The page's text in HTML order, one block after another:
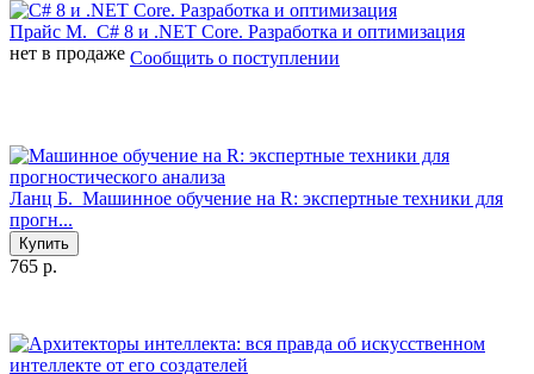
Прайс М. C# 8 и .NET Core. Разработка и оптимизация
нет в продаже Сообщить о поступлении
Ланц Б. Машинное обучение на R: экспертные техники для
прогн...
Купить
765 р.